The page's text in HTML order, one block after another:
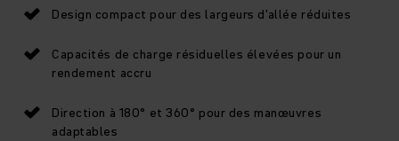
Design compact pour des largeurs d'allée réduites
Capacités de charge résiduelles élevées pour un
rendement accru
Direction à 180° et 360° pour des manœuvres
adaptables